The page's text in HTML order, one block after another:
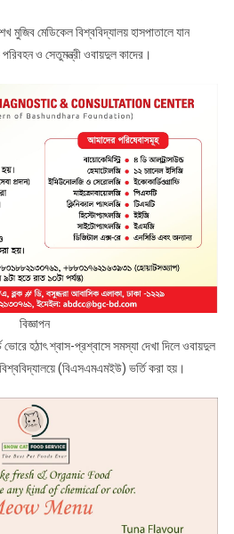
মুজিব মেডিকেল বিশ্ববিদ্যালয় হাসপাতালে যান
ও সেতুমন্ত্রী ওবায়দুল কাদের।
বিজ্ঞাপন
হঠাৎ শ্বাস-প্রশ্বাসে সমস্যা দেখা দিলে ওবায়দুল
(বিএসএমএমইউ) ভর্তি করা হয়।